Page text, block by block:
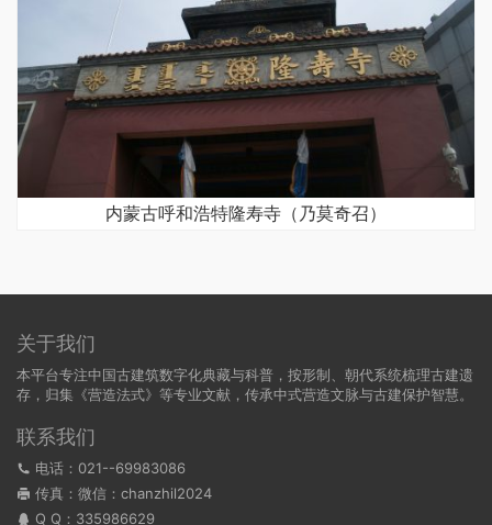
内蒙古呼和浩特隆寿寺（乃莫奇召）
关于我们
本平台专注中国古建筑数字化典藏与科普，按形制、朝代系统梳理古建遗
存，归集《营造法式》等专业文献，传承中式营造文脉与古建保护智慧。
联系我们
电话：021--69983086
传真：微信：chanzhil2024
Q Q： 335986629